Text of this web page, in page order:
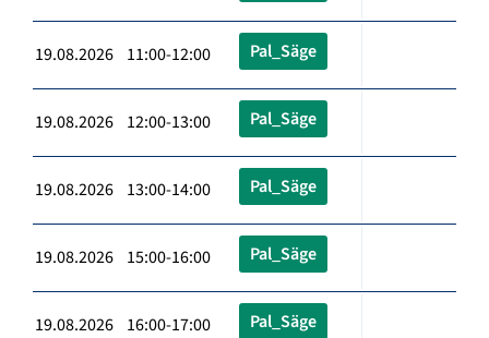
19.08.2026 11:00-12:00 Pal_Säge
19.08.2026 12:00-13:00 Pal_Säge
19.08.2026 13:00-14:00 Pal_Säge
19.08.2026 15:00-16:00 Pal_Säge
19.08.2026 16:00-17:00 Pal_Säge